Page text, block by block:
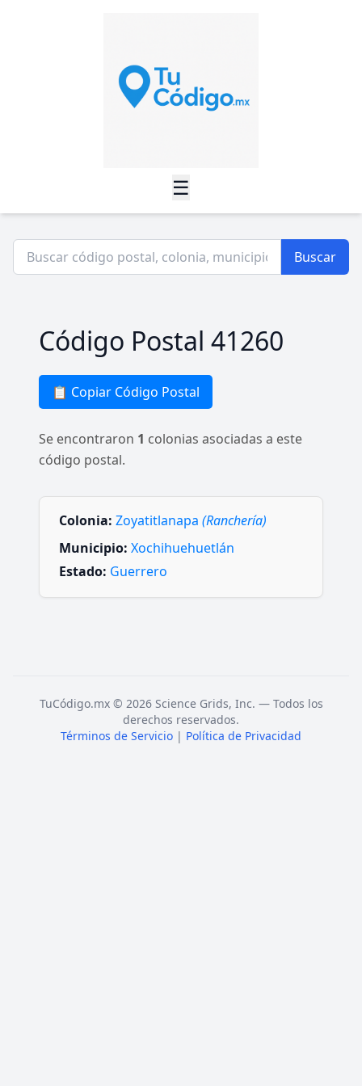
☰
Buscar
Código Postal 41260
📋 Copiar Código Postal
Se encontraron 1 colonias asociadas a este
código postal.
Colonia: Zoyatitlanapa (Ranchería)
Municipio: Xochihuehuetlán
Estado: Guerrero
TuCódigo.mx © 2026 Science Grids, Inc. — Todos los
derechos reservados.
Términos de Servicio | Política de Privacidad